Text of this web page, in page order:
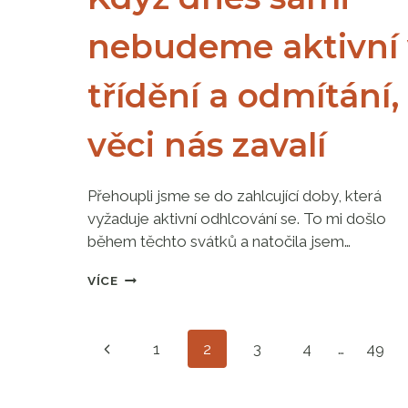
nebudeme aktivní
třídění a odmítání,
věci nás zavalí
Přehoupli jsme se do zahlcující doby, která
vyžaduje aktivní odhlcování se. To mi došlo
během těchto svátků a natočila jsem…
VÍCEKDYŽ
NEBUDEME
AKTIVNÍ
Navigace
Předchozí
1 2 3 4 … 49